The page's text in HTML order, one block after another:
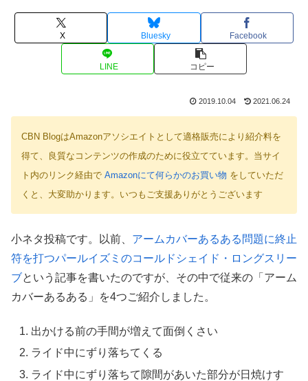
X Bluesky Facebook
LINE コピー
2019.10.04 2021.06.24
CBN BlogはAmazonアソシエイトとして適格販売により紹介料を
得て、良質なコンテンツの作成のために役立てています。当サイ
ト内のリンク経由で Amazonにて何らかのお買い物 をしていただ
くと、大変助かります。いつもご支援ありがとうございます
小ネタ投稿です。以前、 アームカバーあるある問題に終止
符を打つパールイズミのコールドシェイド・ロングスリー
ブという記事を書いたのですが、その中で従来の「アーム
カバーあるある」を4つご紹介しました。
出かける前の手間が増えて面倒くさい
ライド中にずり落ちてくる
ライド中にずり落ちて隙間があいた部分が日焼けす